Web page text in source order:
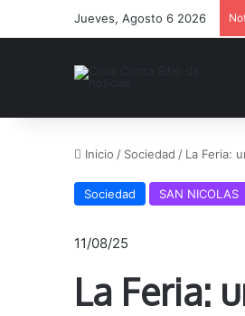
Jueves, Agosto 6 2026
Inicio / Sociedad / La Feria:
Sociedad SAN NICOLAS
11/08/25
La Feria: